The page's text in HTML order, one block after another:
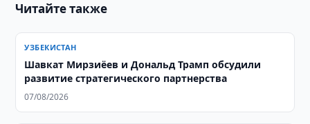
Читайте также
УЗБЕКИСТАН
Шавкат Мирзиёев и Дональд Трамп обсудили
развитие стратегического партнерства
07/08/2026